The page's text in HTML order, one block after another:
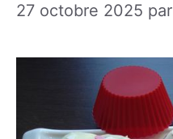
27 octobre 2025 par